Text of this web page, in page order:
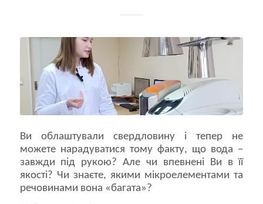
Ви облаштували свердловину і тепер не
можете нарадуватися тому факту, що вода –
завжди під рукою? Але чи впевнені Ви в її
якості? Чи знаєте, якими мікроелементами та
речовинами вона «багата»?